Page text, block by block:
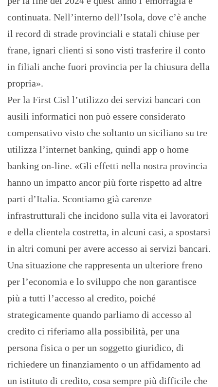
continuata. Nell’interno dell’Isola, dove c’è anche
il record di strade provinciali e statali chiuse per
frane, ignari clienti si sono visti trasferire il conto
in filiali anche fuori provincia per la chiusura della
propria».
Per la First Cisl l’utilizzo dei servizi bancari con
ausili informatici non può essere considerato
compensativo visto che soltanto un siciliano su tre
utilizza l’internet banking, quindi app o home
banking on-line. «Gli effetti nella nostra provincia
hanno un impatto ancor più forte rispetto ad altre
parti d’Italia. Scontiamo già carenze
infrastrutturali che incidono sulla vita ei lavoratori
e della clientela costretta, in alcuni casi, a spostarsi
in altri comuni per avere accesso ai servizi bancari.
Una situazione che rappresenta un ulteriore freno
per l’economia e lo sviluppo che non garantisce
più a tutti l’accesso al credito, poiché
strategicamente quando parliamo di accesso al
credito ci riferiamo alla possibilità, per una
persona fisica o per un soggetto giuridico, di
richiedere un finanziamento o un affidamento ad
un istituto di credito, cosa sempre più difficile che